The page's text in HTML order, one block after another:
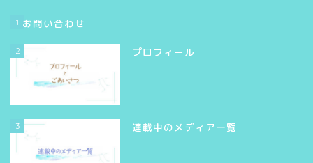
1 お問い合わせ
2 プロフィール
3 連載中のメディア一覧